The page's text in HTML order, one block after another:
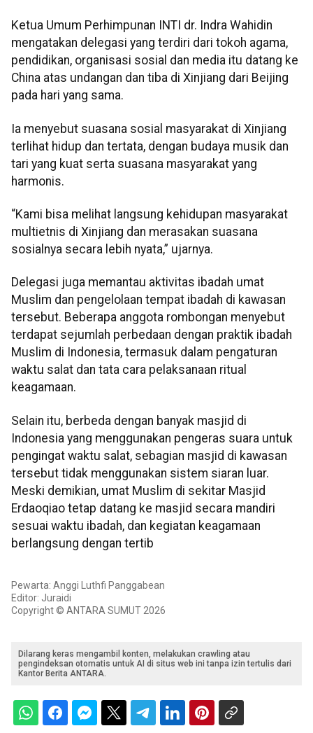
Ketua Umum Perhimpunan INTI dr. Indra Wahidin
mengatakan delegasi yang terdiri dari tokoh agama,
pendidikan, organisasi sosial dan media itu datang ke
China atas undangan dan tiba di Xinjiang dari Beijing
pada hari yang sama.
Ia menyebut suasana sosial masyarakat di Xinjiang
terlihat hidup dan tertata, dengan budaya musik dan
tari yang kuat serta suasana masyarakat yang
harmonis.
“Kami bisa melihat langsung kehidupan masyarakat
multietnis di Xinjiang dan merasakan suasana
sosialnya secara lebih nyata,” ujarnya.
Delegasi juga memantau aktivitas ibadah umat
Muslim dan pengelolaan tempat ibadah di kawasan
tersebut. Beberapa anggota rombongan menyebut
terdapat sejumlah perbedaan dengan praktik ibadah
Muslim di Indonesia, termasuk dalam pengaturan
waktu salat dan tata cara pelaksanaan ritual
keagamaan.
Selain itu, berbeda dengan banyak masjid di
Indonesia yang menggunakan pengeras suara untuk
pengingat waktu salat, sebagian masjid di kawasan
tersebut tidak menggunakan sistem siaran luar.
Meski demikian, umat Muslim di sekitar Masjid
Erdaoqiao tetap datang ke masjid secara mandiri
sesuai waktu ibadah, dan kegiatan keagamaan
berlangsung dengan tertib
Pewarta: Anggi Luthfi Panggabean
Editor: Juraidi
Copyright © ANTARA SUMUT 2026
Dilarang keras mengambil konten, melakukan crawling atau
pengindeksan otomatis untuk AI di situs web ini tanpa izin tertulis dari
Kantor Berita ANTARA.